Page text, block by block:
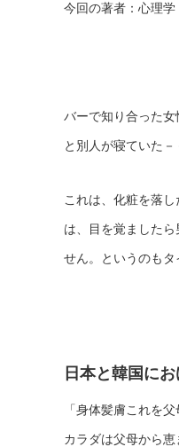
今回の著者：心理学
バーで知り合った
と別人が寝ていた－
これは、化粧を落
は、目を覚ました
せん。というのもタ
日本と韓国に
「身体髪膚これを
カラダは父母から